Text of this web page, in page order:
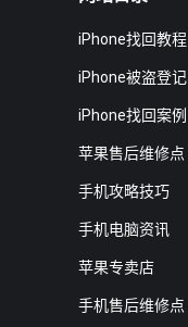
iPhone找回教程
iPhone被盗登记
iPhone找回案例
苹果售后维修点
手机攻略技巧
手机电脑资讯
苹果专卖店
手机售后维修点